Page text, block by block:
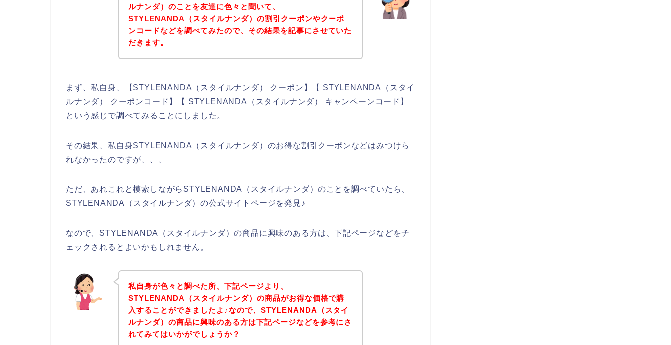
ルナンダ）のことを友達に色々と聞いて、
STYLENANDA（スタイルナンダ）の割引クーポンやクーポ
ンコードなどを調べてみたので、その結果を記事にさせていた
だきます。
まず、私自身、【STYLENANDA（スタイルナンダ） クーポン】【 STYLENANDA（スタイ
ルナンダ） クーポンコード】【 STYLENANDA（スタイルナンダ） キャンペーンコード】
という感じで調べてみることにしました。
その結果、私自身STYLENANDA（スタイルナンダ）のお得な割引クーポンなどはみつけら
れなかったのですが、、、
ただ、あれこれと模索しながらSTYLENANDA（スタイルナンダ）のことを調べていたら、
STYLENANDA（スタイルナンダ）の公式サイトページを発見♪
なので、STYLENANDA（スタイルナンダ）の商品に興味のある方は、下記ページなどをチ
ェックされるとよいかもしれません。
私自身が色々と調べた所、下記ページより、
STYLENANDA（スタイルナンダ）の商品がお得な価格で購
入することができましたよ♪なので、STYLENANDA（スタイ
ルナンダ）の商品に興味のある方は下記ページなどを参考にさ
れてみてはいかがでしょうか？